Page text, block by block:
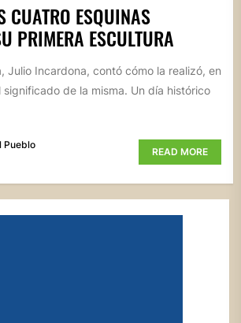
CUATRO ESQUINAS
PRIMERA ESCULTURA
Julio Incardona, contó cómo la realizó, en
de la misma. Un día histórico
Pueblo
READ MORE